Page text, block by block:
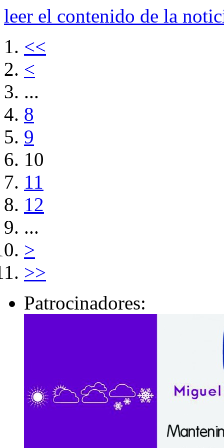
leer el contenido de la
<<
<
...
8
9
10
11
12
...
>
>>
Patrocinadores: